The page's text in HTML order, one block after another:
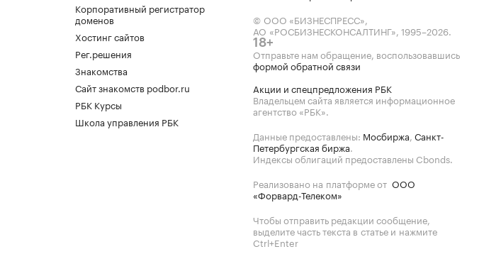
Корпоративный регистратор
доменов
Хостинг сайтов
Рег.решения
Знакомства
Сайт знакомств podbor.ru
РБК Курсы
Школа управления РБК
© ООО «БИЗНЕСПРЕСС»,
АО «РОСБИЗНЕСКОНСАЛТИНГ», 1995–2026.
18+
Отправьте нам обращение, воспользовавшись
формой обратной связи
Акции и спецпредложения РБК
Владельцем сайта является информационное
агентство «РБК».
Данные предоставлены: Мосбиржа, Санкт-
Петербургская биржа.
Индексы облигаций предоставлены Cbonds.
Реализовано на платформе от ООО
«Форвард-Телеком»
Чтобы отправить редакции сообщение,
выделите часть текста в статье и нажмите
Ctrl+Enter